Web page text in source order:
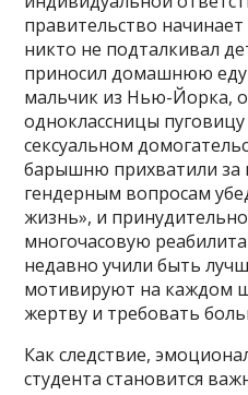
правительство
никто не подталкивал
приносил домашнюю еду
мальчик из Нью-Йорка,
одноклассницы
сексуальном
барышню прихватили за
гендерным вопросам
жизнь», и
многочасовую
недавно учили быть
мотивируют на каждом
жертву и требовать
Как следствие,
студента становится